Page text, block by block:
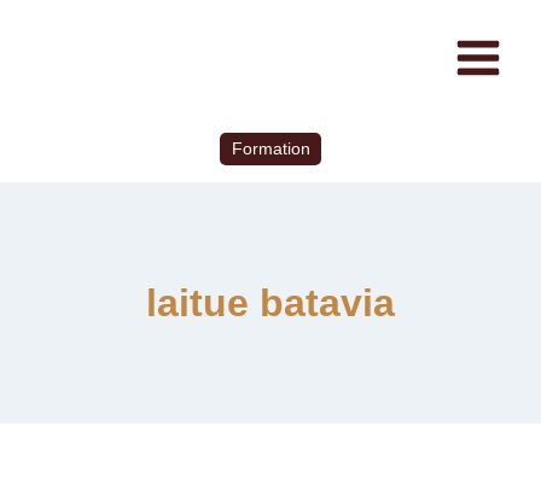
Formation
laitue batavia